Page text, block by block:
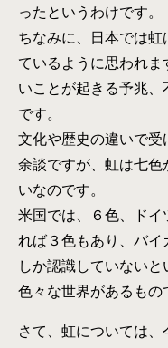
ったというわけです。
ちなみに、日本では
ているように思われま
いことが起きる予兆、
です。
文化や歴史の違いで受
余談ですが、虹は七色
いなのです。
米国では、６色、ドイ
れば３色もあり、バイ
しか認識していない
色々な世界があるもの
さて、虹については